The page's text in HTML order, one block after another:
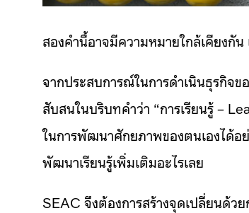
สองคำนี้อาจมีความหมายใกล้เคียง
จากประสบการณ์ในการดำเนินธุรกิจ
สับสนในบริบทคำว่า “การเรียนรู้ –
ในการพัฒนาศักยภาพของตนเองได้อ
พัฒนาเรียนรู้เพิ่มเติมอะไรเลย
SEAC จึงต้องการสร้างจุดเปลี่ยนด้ว